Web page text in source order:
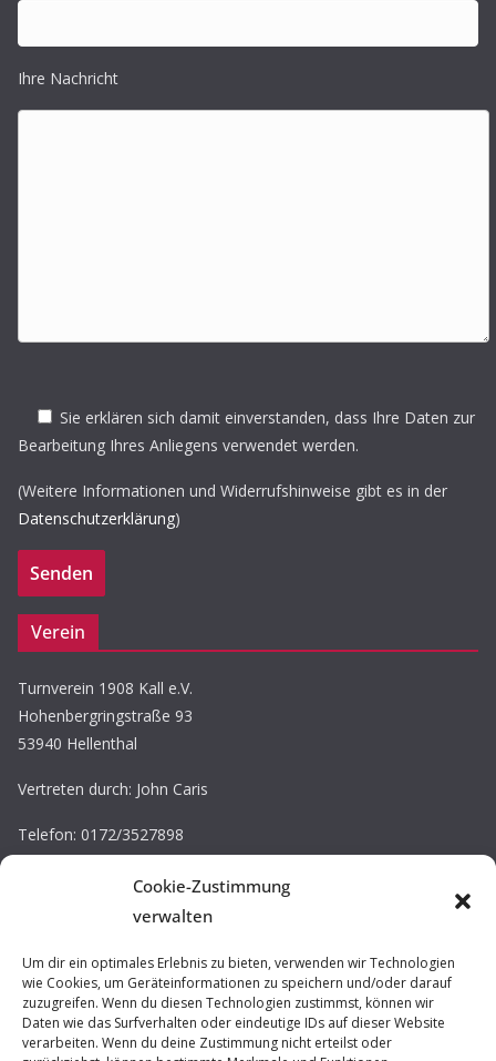
Cookie-Zustimmung
verwalten
Um dir ein optimales Erlebnis zu bieten, verwenden wir Technologien
wie Cookies, um Geräteinformationen zu speichern und/oder darauf
zuzugreifen. Wenn du diesen Technologien zustimmst, können wir
Daten wie das Surfverhalten oder eindeutige IDs auf dieser Website
verarbeiten. Wenn du deine Zustimmung nicht erteilst oder
Ihre Nachricht
Sie erklären sich damit einverstanden, dass Ihre Daten zur
Bearbeitung Ihres Anliegens verwendet werden.
(Weitere Informationen und Widerrufshinweise gibt es in der
Datenschutzerklärung)
Verein
Turnverein 1908 Kall e.V.
Hohenbergringstraße 93
53940 Hellenthal
Vertreten durch: John Caris
Telefon: 0172/3527898
Eintragung im Vereinsregister.
Registernummer: VR 30220
Impressum / Datenschutz